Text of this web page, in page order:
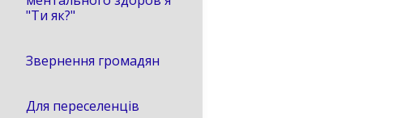
"Ти як?"
Звернення громадян
Для переселенців